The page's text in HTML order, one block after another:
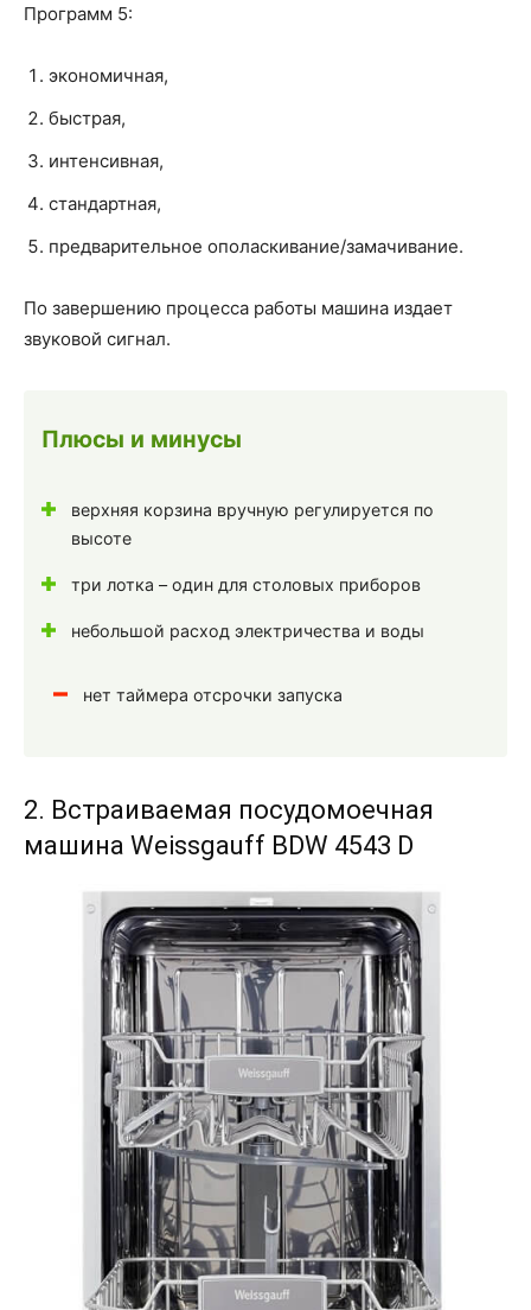
Программ 5:
экономичная,
быстрая,
интенсивная,
стандартная,
предварительное ополаскивание/замачивание.
По завершению процесса работы машина издает
звуковой сигнал.
Плюсы и минусы
верхняя корзина вручную регулируется по
высоте
три лотка – один для столовых приборов
небольшой расход электричества и воды
нет таймера отсрочки запуска
2. Встраиваемая посудомоечная
машина Weissgauff BDW 4543 D